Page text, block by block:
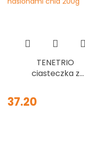
TENETRIO
ciasteczka z
i nasionami chia
37.20